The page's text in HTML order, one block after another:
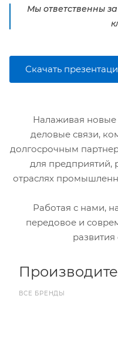
Мы ответственны
Скачать
Налаживая новые
деловые связи,
долгосрочным
для предприятий,
отраслях
Работая с нами,
передовое и
развития
ВСЕ БРЕНДЫ